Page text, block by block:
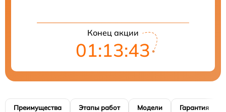
Конец акции
01:13:42
Преимущества Этапы работ Модели Гарантия